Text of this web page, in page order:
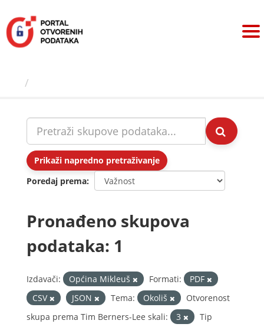
sadržaj
Prikaži napredno pretraživanje
Poredaj prema
Pronađeno skupova
podataka: 1
Izdavači: Općina Mikleuš Formati:
PDF
CSV
JSON Tema: Okoliš
Otvorenost
skupa prema Tim Berners-Lee skali:
3
Tip